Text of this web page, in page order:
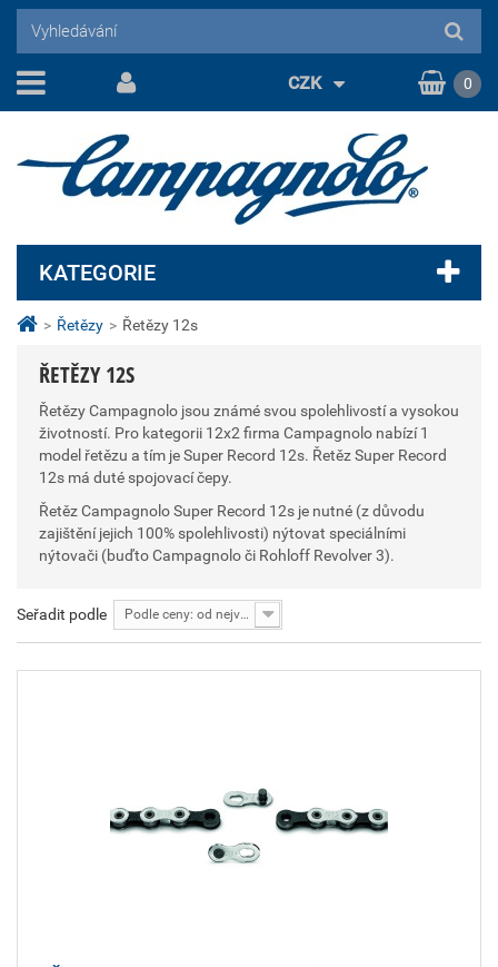
> Řetězy > Řetězy 12s
ŘETĚZY 12S
Řetězy Campagnolo jsou známé svou spolehlivostí a vysokou
životností. Pro kategorii 12x2 firma Campagnolo nabízí 1
model řetězu a tím je Super Record 12s. Řetěz Super Record
12s má duté spojovací čepy.
Řetěz Campagnolo Super Record 12s je nutné (z důvodu
zajištění jejich 100% spolehlivosti) nýtovat speciálními
nýtovači (buďto Campagnolo či Rohloff Revolver 3).
Seřadit podle Podle ceny: od nejvyšší
KATEGORIE
CZK 0